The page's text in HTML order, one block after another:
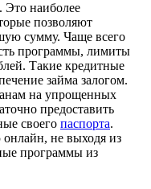
. Это наиболее
позволяют
сумму. Чаще всего
программы, лимиты
Такие кредитные
займа залогом.
на упрощенных
предоставить
своего паспорта.
не выходя из
программы из